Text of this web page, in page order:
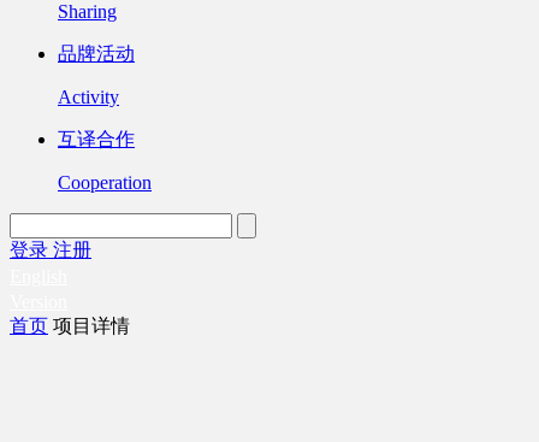
Sharing
品牌活动
Activity
互译合作
Cooperation
登录 注册
首页 项目详情